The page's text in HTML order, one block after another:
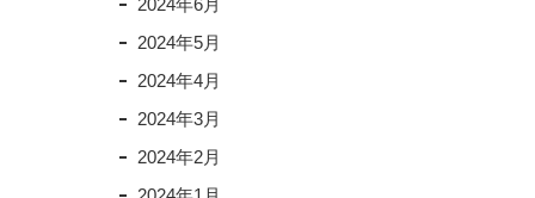
2024年6月
2024年5月
2024年4月
2024年3月
2024年2月